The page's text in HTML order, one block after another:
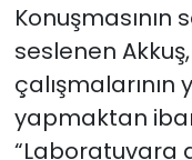
seslenen
çalışmalarının
yapmaktan
“Laboratuvara